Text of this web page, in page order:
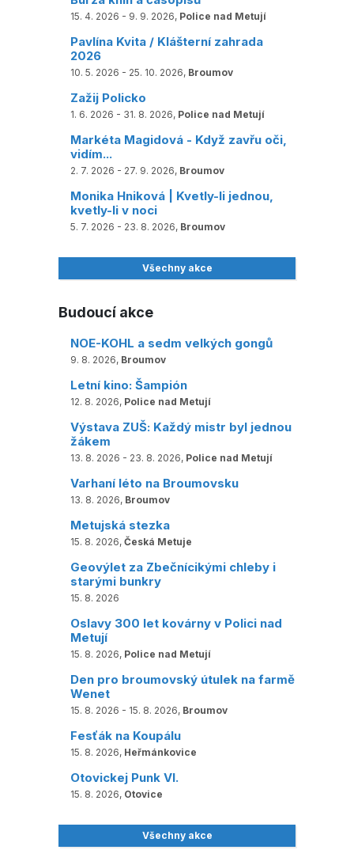
15. 4. 2026 - 9. 9. 2026, Police nad Metují
Pavlína Kvita / Klášterní zahrada
2026
10. 5. 2026 - 25. 10. 2026, Broumov
Zažij Policko
1. 6. 2026 - 31. 8. 2026, Police nad Metují
Markéta Magidová - Když zavřu oči,
vidím...
2. 7. 2026 - 27. 9. 2026, Broumov
Monika Hniková | Kvetly-li jednou,
kvetly-li v noci
5. 7. 2026 - 23. 8. 2026, Broumov
Všechny akce
Budoucí akce
NOE-KOHL a sedm velkých gongů
9. 8. 2026, Broumov
Letní kino: Šampión
12. 8. 2026, Police nad Metují
Výstava ZUŠ: Každý mistr byl jednou
žákem
13. 8. 2026 - 23. 8. 2026, Police nad Metují
Varhaní léto na Broumovsku
13. 8. 2026, Broumov
Metujská stezka
15. 8. 2026, Česká Metuje
Geovýlet za Zbečnícikými chleby i
starými bunkry
15. 8. 2026
Oslavy 300 let kovárny v Polici nad
Metují
15. 8. 2026, Police nad Metují
Den pro broumovský útulek na farmě
Wenet
15. 8. 2026 - 15. 8. 2026, Broumov
Fesťák na Koupálu
15. 8. 2026, Heřmánkovice
Otovickej Punk VI.
15. 8. 2026, Otovice
Všechny akce